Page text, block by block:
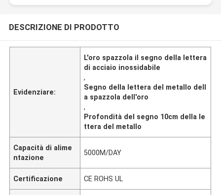
DESCRIZIONE DI PRODOTTO
Evidenziare:
L'oro spazzola il segno della lettera
di acciaio inossidabile
,
Segno della lettera del metallo dell
a spazzola dell'oro
,
Profondità del segno 10cm della le
ttera del metallo
Capacità di alime
ntazione
5000M/DAY
Certificazione CE ROHS UL